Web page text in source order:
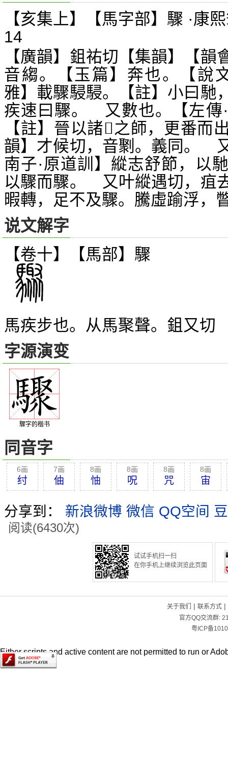
【亥集上】【馬字部】驟 ·康
14
【廣韻】鉏祐切【集韻】【韻
音縐。【玉篇】奔也。【說
雅】載驟駸駸。【註】小曰馳
疾速曰驟。 又數也。【左傳
【註】晉以諸𠋫 之師，更番而
韻】才候切，音㔌 。義同。
南子·原道訓】縱志舒節，以
以驟而驟。 又叶縱遇切，疽
暇轉，足不及驟。騰虛踰浮
说文解字
【卷十】【馬部】 驟
馬疾步也。从馬聚聲。鉏又切
字源演变
驟字的楷书
同音字
6画
纣
7画
伷
8画
怞
8画
呪
8画
咒
8画
宙
分享到： 新浪微博 微信 QQ空间
阅读(6430次)
试试手机扫一扫
在你手机上继续浏览此页面
关于我们 | 联系方式|
官方QQ交流群:
粤ICP备
Either scripts and active content are not permitted to run or